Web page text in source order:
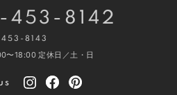
453-8142
8143
〜18:00 定休日／土・日